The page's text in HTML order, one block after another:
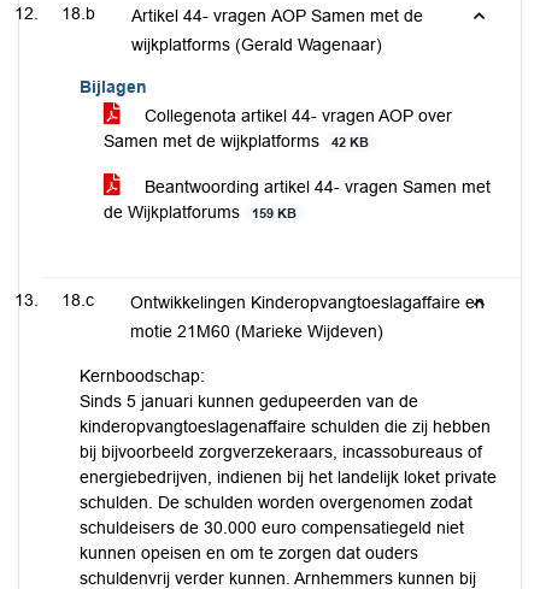
18.b
Artikel 44- vragen AOP Samen met de
wijkplatforms (Gerald Wagenaar)
Bijlagen
Collegenota artikel 44- vragen AOP over
Samen met de wijkplatforms
42 KB
Beantwoording artikel 44- vragen Samen met
de Wijkplatforums
159 KB
18.c
Ontwikkelingen Kinderopvangtoeslagaffaire en
motie 21M60 (Marieke Wijdeven)
Kernboodschap:
Sinds 5 januari kunnen gedupeerden van de
kinderopvangtoeslagenaffaire schulden die zij hebben
bij bijvoorbeeld zorgverzekeraars, incassobureaus of
energiebedrijven, indienen bij het landelijk loket private
schulden. De schulden worden overgenomen zodat
schuldeisers de 30.000 euro compensatiegeld niet
kunnen opeisen en om te zorgen dat ouders
schuldenvrij verder kunnen. Arnhemmers kunnen bij